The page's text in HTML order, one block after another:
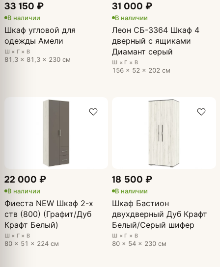
33 150 ₽
В наличии
Шкаф угловой для
одежды Амели
Ш × Г × В
81,3 × 81,3 × 230 см
31 000 ₽
В наличии
Леон СБ-3364 Шкаф 4
дверный с ящиками
Диамант серый
Ш × Г × В
156 × 52 × 202 см
22 000 ₽
В наличии
Фиеста NEW Шкаф 2-х
ств (800) (Графит/Дуб
Крафт Белый)
Ш × Г × В
80 × 51 × 224 см
18 500 ₽
В наличии
Шкаф Бастион
двухдверный Дуб Крафт
Белый/Серый шифер
Ш × Г × В
80 × 54 × 230 см